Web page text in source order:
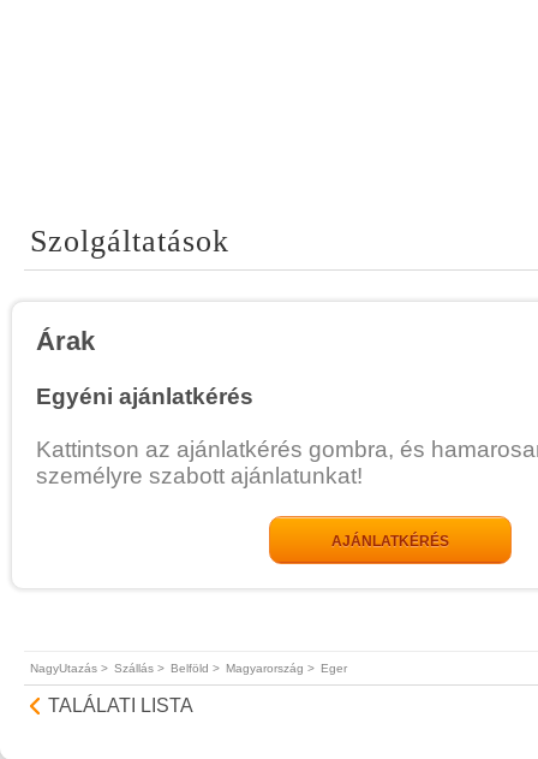
Szolgáltatások
Árak
Egyéni ajánlatkérés
Kattintson az ajánlatkérés gombra, és
személyre szabott ajánlatunkat!
AJÁNLATKÉRÉS
NagyUtazás > Szállás > Belföld > Magyarország > Eger
TALÁLATI LISTA